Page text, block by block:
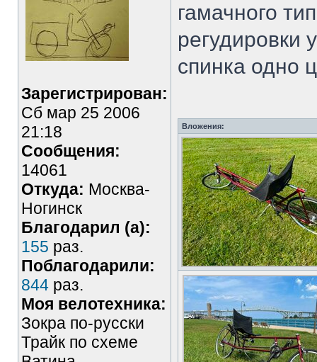
Зарегистрирован:
Сб мар 25 2006
21:18
Сообщения:
14061
Откуда: Москва-
Ногинск
Благодарил (а):
155 раз.
Поблагодарили:
844 раз.
Моя велотехника:
Зокра по-русски
Трайк по схеме
гамачного
регудировки
спинка одно
Вложения: